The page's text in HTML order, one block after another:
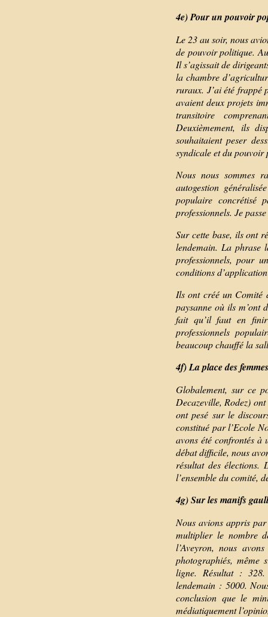
4e) Pour un pouvoir
Le 23 au soir, nous
de pouvoir politique.
Il s’agissait de
la chambre
ruraux. J’ai été frappé
avaient deux projets
transitoire
Deuxièmement, ils
souhaitaient peser
syndicale et du pouvoir
Nous nous sommes
autogestion
populaire concrétisé
professionnels. Je
Sur cette base, ils ont
lendemain. La phrase
professionnels, pour
conditions
Ils ont créé un Comité
paysanne où ils m’ont
fait qu’il faut en finir
professionnels
beaucoup chauffé la
4f) La place des
Globalement, sur ce
Decazeville, Rodez)
ont pesé sur le
constitué par l’Ecole
avons été confrontés à
débat difficile, nous
résultat des élections.
l’ensemble du comité,
4g) Sur les manifs
Nous avions appris
multiplier le nombre
l’Aveyron, nous
photographiés, même
ligne. Résultat :
lendemain : 5000.
conclusion que le
médiatiquement